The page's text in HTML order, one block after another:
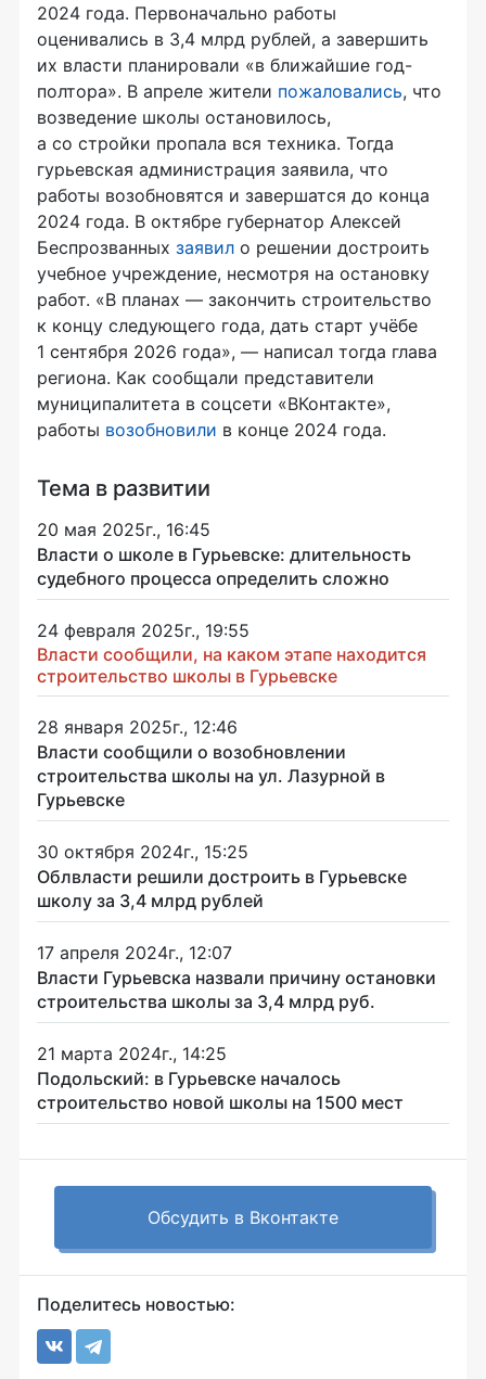
2024 года. Первоначально работы
оценивались в 3,4 млрд рублей, а завершить
их власти планировали «в ближайшие год-
полтора». В апреле жители пожаловались, что
возведение школы остановилось,
а со стройки пропала вся техника. Тогда
гурьевская администрация заявила, что
работы возобновятся и завершатся до конца
2024 года. В октябре губернатор Алексей
Беспрозванных заявил о решении достроить
учебное учреждение, несмотря на остановку
работ. «В планах — закончить строительство
к концу следующего года, дать старт учёбе
1 сентября 2026 года», — написал тогда глава
региона. Как сообщали представители
муниципалитета в соцсети «ВКонтакте»,
работы возобновили в конце 2024 года.
Тема в развитии
20 мая 2025г., 16:45
Власти о школе в Гурьевске: длительность
судебного процесса определить сложно
24 февраля 2025г., 19:55
Власти сообщили, на каком этапе находится
строительство школы в Гурьевске
28 января 2025г., 12:46
Власти сообщили о возобновлении
строительства школы на ул. Лазурной в
Гурьевске
30 октября 2024г., 15:25
Облвласти решили достроить в Гурьевске
школу за 3,4 млрд рублей
17 апреля 2024г., 12:07
Власти Гурьевска назвали причину остановки
строительства школы за 3,4 млрд руб.
21 марта 2024г., 14:25
Подольский: в Гурьевске началось
строительство новой школы на 1500 мест
Обсудить в Вконтакте
Поделитесь новостью: